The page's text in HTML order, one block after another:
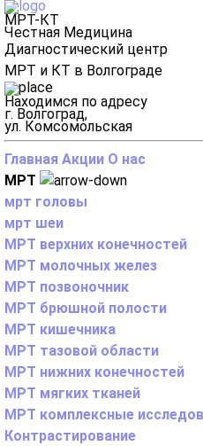
МРТ-КТ
Честная Медицина
Диагностический центр
МРТ и КТ в Волгограде
Находимся по адресу
г. Волгоград,
ул. Комсомольская
Главная Акции О нас
МРТ
мрт головы
мрт шеи
МРТ верхних конечностей
МРТ молочных желез
МРТ позвоночник
МРТ брюшной полости
МРТ кишечника
МРТ тазовой области
МРТ нижних конечностей
МРТ мягких тканей
МРТ комплексные
Контрастирование